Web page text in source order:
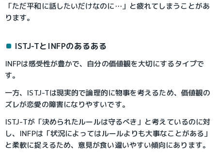
「ただ平和に話したいだけなのに…」と疲れてしまうことがあ
ります。
ISTJ-TとINFPのあるある
INFPは感受性が豊かで、自分の価値観を大切にするタイプで
す。
一方、ISTJ-Tは現実的で論理的に物事を考えるため、価値観の
ズレが恋愛の障害になりやすいです。
ISTJ-Tが「決められたルールは守るべき」と考えているのに対
し、INFPは「状況によってはルールよりも大事なことがある」
と柔軟に捉えるため、意見が食い違いやすい傾向にあります。